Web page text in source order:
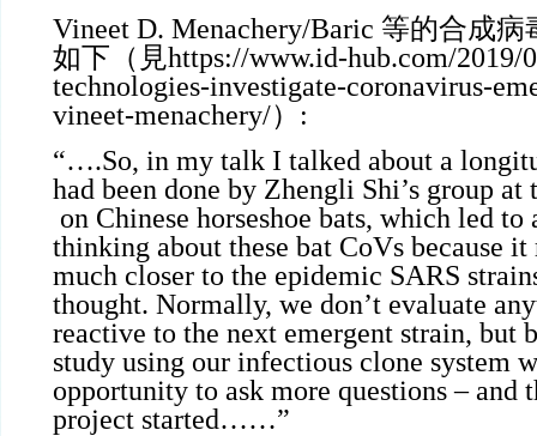
Vineet D. Menachery/Baric 等的合成
如下（見https://www.id-hub.com/2019/
technologies-investigate-coronavirus-
vineet-menachery/）:
“….So, in my talk I talked about a
had been done by Zhengli Shi’s group at
on Chinese horseshoe bats, which led
thinking about these bat CoVs because it
much closer to the epidemic SARS
thought. Normally, we don’t evaluate
reactive to the next emergent strain, but
study using our infectious clone system
opportunity to ask more questions – and
project started……”